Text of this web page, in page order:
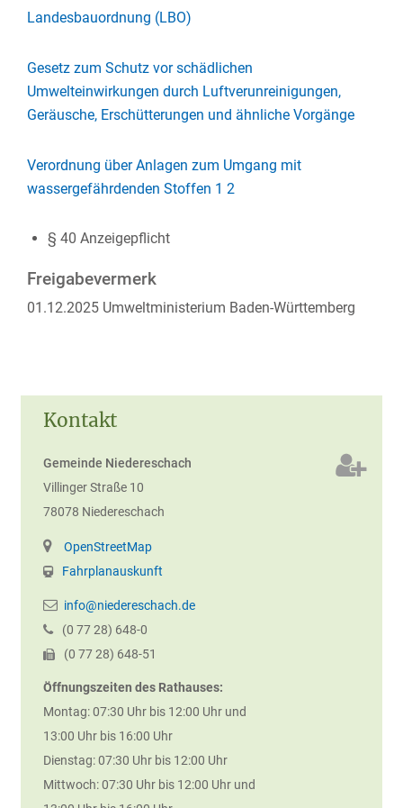
Kontakt
Gemeinde Niedereschach
Villinger Straße 10
78078 Niedereschach
OpenStreetMap
Fahrplanauskunft
info@niedereschach.de
(0 7728) 648-0
(0 7728) 648-51
Öffnungszeiten des Rathauses:
Montag: 07:30 Uhr bis 12:00 Uhr und
13:00 Uhr bis 16:00 Uhr
Dienstag: 07:30 Uhr bis 12:00 Uhr
Mittwoch: 07:30 Uhr bis 12:00 Uhr und
Landesbauordnung (LBO)
Gesetz zum Schutz vor schädlichen
Umwelteinwirkungen durch Luftverunreinigungen,
Geräusche, Erschütterungen und ähnliche Vorgänge
Verordnung über Anlagen zum Umgang mit
wassergefährdenden Stoffen 1 2
§ 40 Anzeigepflicht
Freigabevermerk
01.12.2025 Umweltministerium Baden-Württemberg